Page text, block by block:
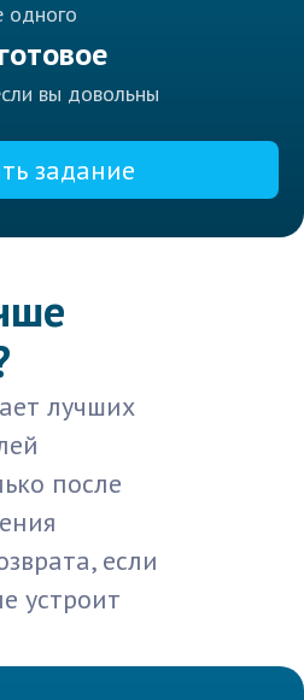
одного
вы довольны
задание
лучших
после
если
устроит